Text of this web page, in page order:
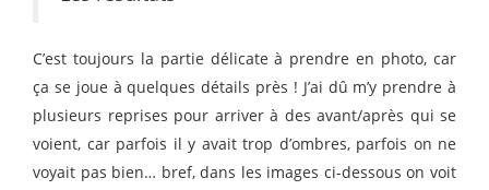
C’est toujours la partie délicate à prendre en photo, car
ça se joue à quelques détails près ! J’ai dû m’y prendre à
plusieurs reprises pour arriver à des avant/après qui se
voient, car parfois il y avait trop d’ombres, parfois on ne
voyait pas bien… bref, dans les images ci-dessous on voit